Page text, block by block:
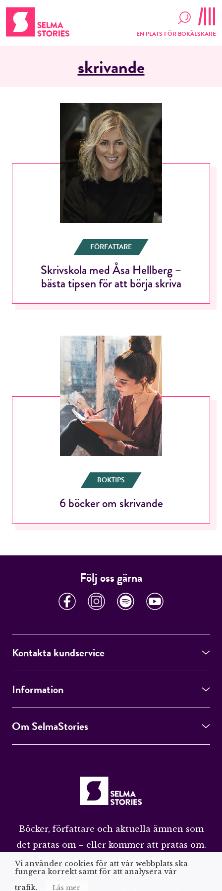
EN PLATS FÖR BOKÄLSKARE
RÖSTA
Jag accepterar villkoren.
skrivande
FÖRFATTARE
Skrivskola med Åsa Hellberg –
bästa tipsen för att börja skriva
BOKTIPS
6 böcker om skrivande
Följ oss gärna
Kontakta kundservice
Information
Om SelmaStories
Böcker, författare och aktuella ämnen som
det pratas om – eller kommer att pratas om.
Läs om det först på SelmaStories.
Vi använder cookies för att vår webbplats ska
fungera korrekt samt för att analysera vår
trafik.
Läs mer